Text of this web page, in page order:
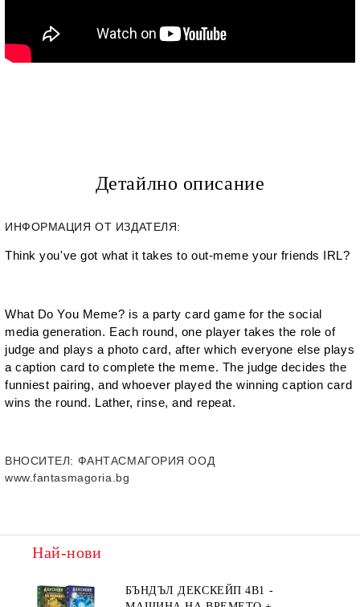
Детайлно описание
ИНФОРМАЦИЯ ОТ ИЗДАТЕЛЯ:
Think you've got what it takes to out-meme your friends IRL?
What Do You Meme? is a party card game for the social
media generation. Each round, one player takes the role of
judge and plays a photo card, after which everyone else plays
a caption card to complete the meme. The judge decides the
funniest pairing, and whoever played the winning caption card
wins the round. Lather, rinse, and repeat.
ВНОСИТЕЛ: ФАНТАСМАГОРИЯ ООД
www.fantasmagoria.bg
Най-нови
БЪНДЪЛ ДЕКСКЕЙП 4В1 -